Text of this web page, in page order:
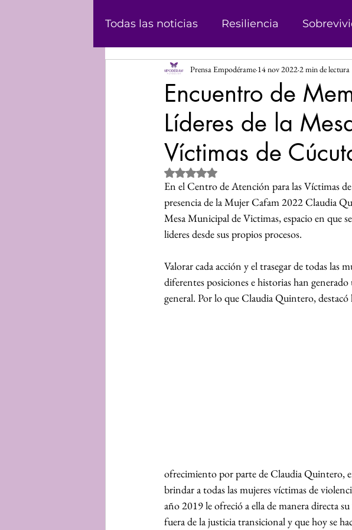
Todas las noticias Resiliencia
Masculinidad Abolicionismo
Historias Justicia
Podcast Violencia de Género
Informe Voz propia Investigación
Mundo Digital Análisis
Encuentro de
Líderes de la
Víctimas de
Prensa Empodérame 14 nov 2022 2 min de lectura
Obtuvo NaN de 5 estrellas.
En el Centro de Atención para las Víctimas
presencia de la Mujer Cafam 2022 Claudia
Mesa Municipal de Victimas, espacio en que
lideres desde sus propios procesos.
Valorar cada acción y el trasegar de todas las
diferentes posiciones e historias han
general. Por lo que Claudia Quintero, destacó
ofrecimiento por parte de Claudia Quintero,
brindar a todas las mujeres víctimas de
año 2019 le ofreció a ella de manera directa
fuera de la justicia transicional y que hoy se